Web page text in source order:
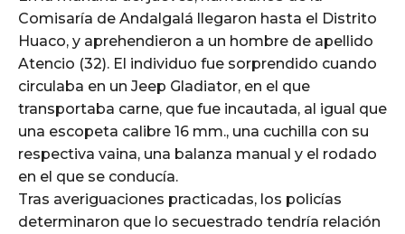
Comisaría de Andalgalá llegaron hasta el Distrito
Huaco, y aprehendieron a un hombre de apellido
Atencio (32). El individuo fue sorprendido cuando
circulaba en un Jeep Gladiator, en el que
transportaba carne, que fue incautada, al igual que
una escopeta calibre 16 mm., una cuchilla con su
respectiva vaina, una balanza manual y el rodado
en el que se conducía.
Tras averiguaciones practicadas, los policías
determinaron que lo secuestrado tendría relación